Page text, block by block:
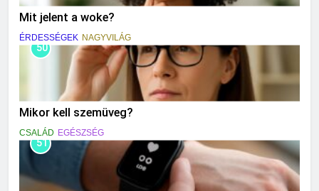
Mit jelent a woke?
ÉRDESSÉGEK NAGYVILÁG
50
Mikor kell szemüveg?
CSALÁD EGÉSZSÉG
51